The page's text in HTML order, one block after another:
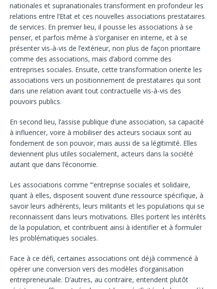
nationales et supranationales transforment en profondeur les
relations entre l’Etat et ces nouvelles associations prestataires
de services. En premier lieu, il pousse les associations à se
penser, et parfois même à s’organiser en interne, et à se
présenter vis-à-vis de l’extérieur, non plus de façon prioritaire
comme des associations, mais d’abord comme des
entreprises sociales. Ensuite, cette transformation oriente les
associations vers un positionnement de prestataires qui sont
dans une relation avant tout contractuelle vis-à-vis des
pouvoirs publics.
En second lieu, l’assise publique d’une association, sa capacité
à influencer, voire à mobiliser des acteurs sociaux sont au
fondement de son pouvoir, mais aussi de sa légitimité. Elles
deviennent plus utiles socialement, acteurs dans la société
autant que dans l’économie.
Les associations comme ’“entreprise sociales et solidaire,
quant à elles, disposent souvent d’une ressource spécifique, à
savoir leurs adhérents, leurs militants et les populations qui se
reconnaissent dans leurs motivations. Elles portent les intérêts
de la population, et contribuent ainsi à identifier et à formuler
les problématiques sociales.
Face à ce défi, certaines associations ont déjà commencé à
opérer une conversion vers des modèles d’organisation
entrepreneuriale. D’autres, au contraire, entendent plutôt